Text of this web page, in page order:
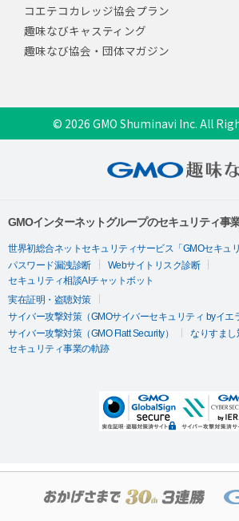
コエテコカレッジ協会プラン
趣味なびキャスティング
趣味なび協会・団体マガジン
© 2026 GMO Shuminavi Inc. All